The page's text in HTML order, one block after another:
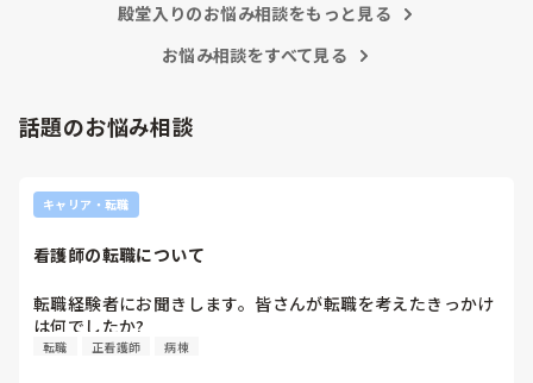
殿堂入りのお悩み相談をもっと見る
お悩み相談をすべて見る
話題のお悩み相談
キャリア・転職
看護師の転職について
転職経験者にお聞きします。皆さんが転職を考えたきっかけ
は何でしたか?
転職 正看護師 病棟